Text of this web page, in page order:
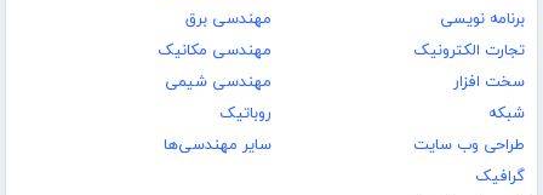
برنامه نویسی
تجارت الکترونیک
سخت افزار
شبکه
طراحی وب سایت
گرافیک
مهندسی برق
مهندسی مکانیک
مهندسی شیمی
روباتیک
سایر مهندسی‌ها